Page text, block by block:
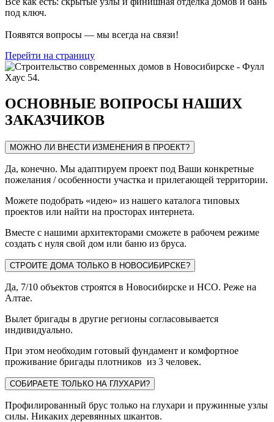
под ключ.
Появятся вопросы — мы всегда на связи!
Перейти на страницу
ОСНОВНЫЕ ВОПРОСЫ НАШИХ
ЗАКАЗЧИКОВ
МОЖНО ЛИ ВНЕСТИ ИЗМЕНЕНИЯ В ПРОЕКТ?
Да, конечно. Мы адаптируем проект под Ваши конкретные
пожелания / особенности участка и прилегающей территории.
Можете подобрать «идею» из нашего каталога типовых
проектов или найти на просторах интернета.
Вместе с нашими архитекторами сможете в рабочем режиме
создать с нуля свой дом или баню из бруса.
СТРОИТЕ ДОМА ТОЛЬКО В НОВОСИБИРСКЕ?
Да, 7/10 объектов строятся в Новосибирске и НСО. Реже на
Алтае.
Вылет бригады в другие регионы согласовывается
индивидуально.
При этом необходим готовый фундамент и комфортное
проживание бригады плотников из 3 человек.
СОБИРАЕТЕ ТОЛЬКО НА ГЛУХАРИ?
Профилированный брус только на глухари и пружинные узлы
силы. Никаких деревянных шкантов.